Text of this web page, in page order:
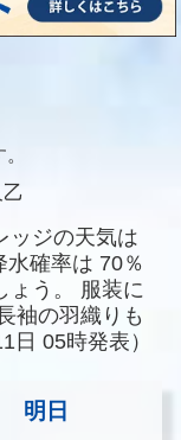
ッジの天気は
水確率は 70％
う。
服装に
袖の羽織りも
日 05時発表）
明日